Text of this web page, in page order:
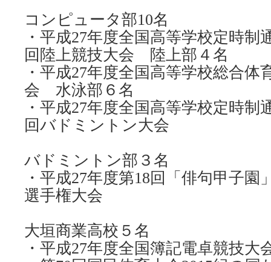
コンピュータ部10名
・平成27年度全国高等学校定時制
回陸上競技大会 陸上部４名
・平成27年度全国高等学校総合体
会 水泳部６名
・平成27年度全国高等学校定時制
回バドミントン大会
バドミントン部３名
・平成27年度第18回「俳句甲子園
選手権大会
大垣商業高校５名
・平成27年度全国簿記電卓競技